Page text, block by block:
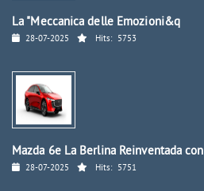
La "Meccanica delle Emozioni&q
28-07-2025 Hits: 5753
Mazda 6e La Berlina Reinventada con
28-07-2025 Hits: 5751